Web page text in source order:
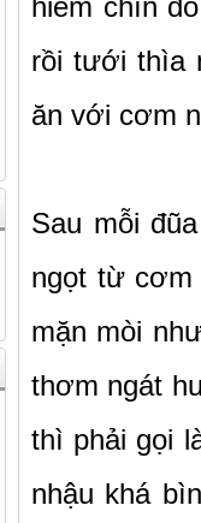
hiểm chín
rồi tưới thìa
ăn với cơm
Sau mỗi
ngọt từ cơm
mặn mòi
thơm ngát
thì phải gọi
nhậu khá